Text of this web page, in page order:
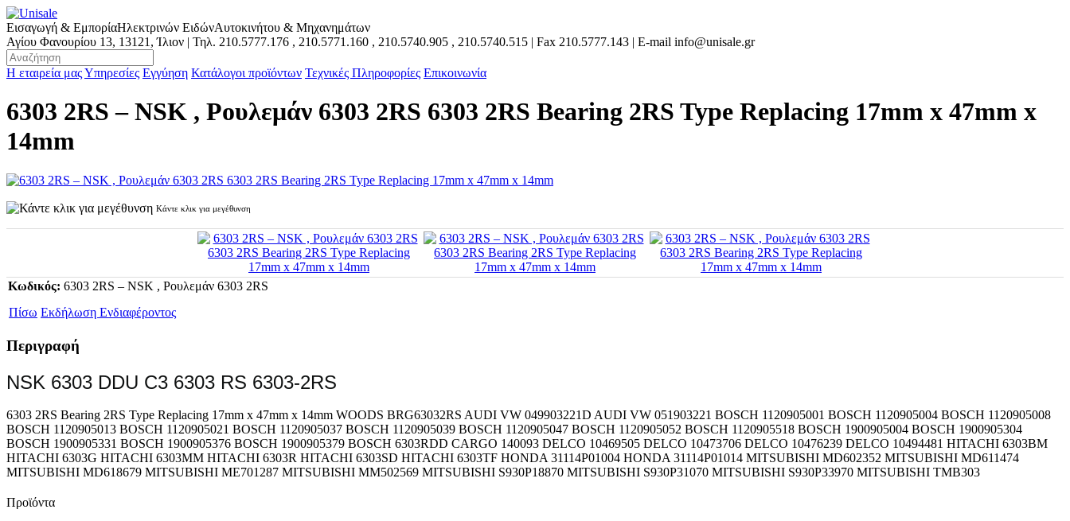
Εισαγωγή & ΕμπορίαΗλεκτρινών ΕιδώνΑυτοκινήτου & Μηχανημάτων
Αγίου Φανουρίου 13, 13121, Ίλιον | Τηλ. 210.5777.176 , 210.5771.160 , 210.5740.905 , 210.5740.515 | Fax 210.5777.143 | E-mail info@unisale.gr
Η εταιρεία μαςΥπηρεσίες Εγγύηση Κατάλογοι προϊόντων Τεχνικές Πληροφορίες Επικοινωνία
6303 2RS – NSK , Ρουλεμάν 6303 2RS 6303 2RS Bearing 2RS Type Replacing 17mm x 47mm x
14mm
Κάντε κλικ για μεγέθυνση
Κωδικός: 6303 2RS – NSK , Ρουλεμάν 6303 2RS
Πίσω Εκδήλωση Ενδιαφέροντος
Περιγραφή
NSK 6303 DDU C3 6303 RS 6303-2RS
6303 2RS Bearing 2RS Type Replacing 17mm x 47mm x 14mm WOODS BRG63032RS AUDI VW 049903221D AUDI VW 051903221 BOSCH 1120905001 BOSCH 1120905004 BOSCH 1120905008
BOSCH 1120905013 BOSCH 1120905021 BOSCH 1120905037 BOSCH 1120905039 BOSCH 1120905047 BOSCH 1120905052 BOSCH 1120905518 BOSCH 1900905004 BOSCH 1900905304
BOSCH 1900905331 BOSCH 1900905376 BOSCH 1900905379 BOSCH 6303RDD CARGO 140093 DELCO 10469505 DELCO 10473706 DELCO 10476239 DELCO 10494481 HITACHI 6303BM
HITACHI 6303G HITACHI 6303MM HITACHI 6303R HITACHI 6303SD HITACHI 6303TF HONDA 31114P01004 HONDA 31114P01014 MITSUBISHI MD602352 MITSUBISHI MD611474
MITSUBISHI MD618679 MITSUBISHI ME701287 MITSUBISHI MM502569 MITSUBISHI S930P18870 MITSUBISHI S930P31070 MITSUBISHI S930P33970 MITSUBISHI TMB303
Προϊόντα